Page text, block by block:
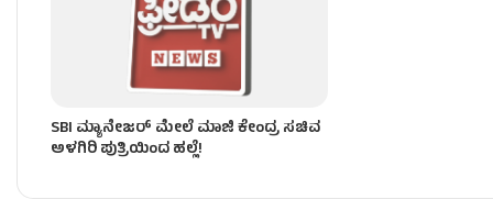
SBI ಮ್ಯಾನೇಜರ್‌ ಮೇಲೆ ಮಾಜಿ ಕೇಂದ್ರ ಸಚಿವ
ಅಳಗಿರಿ ಪುತ್ರಿಯಿಂದ ಹಲ್ಲೆ!